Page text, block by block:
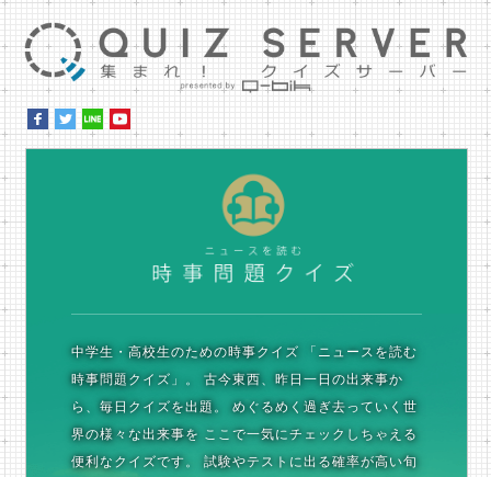
中学生・高校生のための時事クイズ 「ニュースを読む
時事問題クイズ」。
古今東西、昨日一日の出来事か
ら、毎日クイズを出題。
めぐるめく過ぎ去っていく世
界の様々な出来事を ここで一気にチェックしちゃえる
便利なクイズです。
試験やテストに出る確率が高い旬